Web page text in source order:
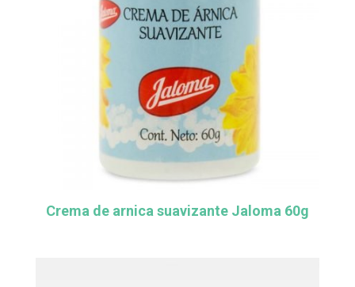
Crema de arnica suavizante Jaloma 60g